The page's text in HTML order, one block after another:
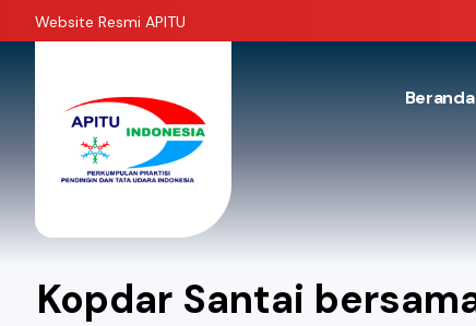
Website Resmi APITU
Beranda
Kopdar Santai